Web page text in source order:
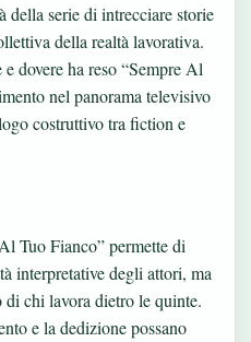
della serie di intrecciare storie
della realtà lavorativa.
dovere ha reso “Sempre Al
nel panorama televisivo
costruttivo tra fiction e
Tuo Fianco” permette di
interpretative degli attori, ma
chi lavora dietro le quinte.
e la dedizione possano